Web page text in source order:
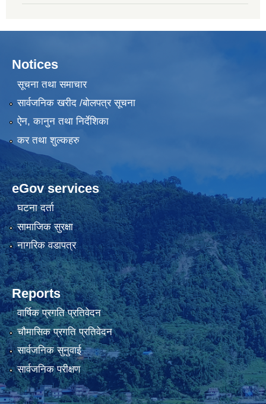
Notices
सूचना तथा समाचार
सार्वजनिक खरीद /बोलपत्र सूचना
ऐन, कानुन तथा निर्देशिका
कर तथा शुल्कहरु
eGov services
घटना दर्ता
सामाजिक सुरक्षा
नागरिक वडापत्र
Reports
वार्षिक प्रगति प्रतिवेदन
चौमासिक प्रगति प्रतिवेदन
सार्वजनिक सुनुवाई
सार्वजनिक परीक्षण